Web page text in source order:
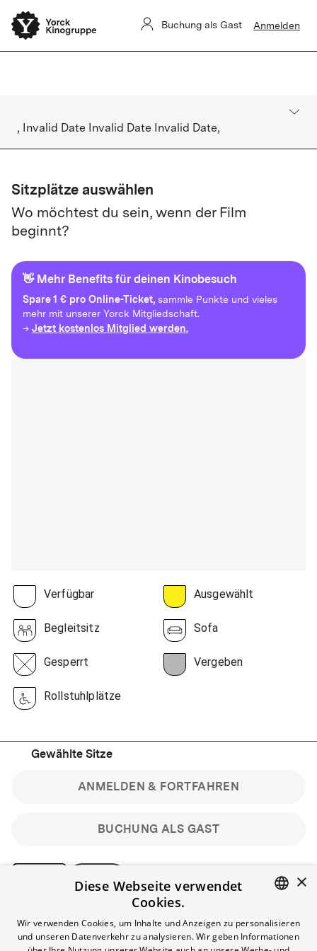
DasSommerkino Kulturforum
keine Restkarten vor Ort.
Buchung als Gast Anmelden
, Invalid Date Invalid Date Invalid Date,
Sitzplätze auswählen
Wo möchtest du sein, wenn der Film
beginnt?
👋 Mehr Benefits für deinen Kinobesuch
Spare1 € pro Online-Ticket, sammle Punkte und vieles
mehr mit unserer Yorck Mitgliedschaft.
→ Jetzt kostenlos Mitglied werden.
Verfügbar Ausgewählt
Begleitsitz Sofa
Gesperrt Vergeben
Rollstuhlplätze
Gewählte Sitze
BUCHUNG ALS GAST
ANMELDEN & FORTFAHREN
Bitte beachte: Gastbuchungen sind nicht stornierbar.
Registriere dich kostenlos für bis zu 90 min vor Filmbeginn
stornierbare Tickets für reguläre Vorstellungen.
ENGLISH
×
Diese Webseite verwendet
Cookies.
Wir verwenden Cookies, um Inhalte und Anzeigen zu personalisieren
und unseren Datenverkehr zu analysieren. Wir geben Informationen